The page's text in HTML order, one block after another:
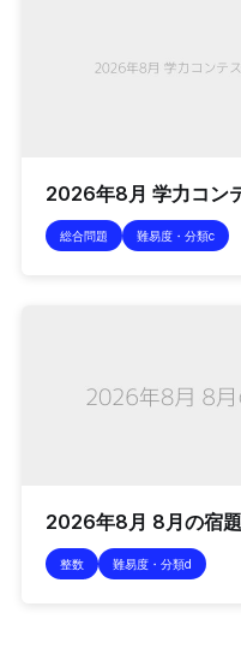
2026年8月 学力コン
総合問題 難易度・分類c
2026年8月 8月の宿題
整数 難易度・分類d